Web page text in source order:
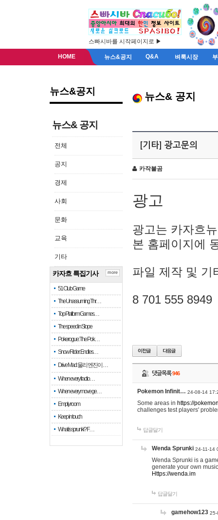
스빠시바를 시작페이지로 ▶
HOME 뉴스&공지 Q&A 벼룩시장
뉴스&공지
뉴스& 공지
전체
공지
경제
사회
문화
교육
기타
카자흐 특집기사
51 Club Game
The Unassuming Thr…
Top Platform Games…
The speed in Slope
Pokerogue: The Pok…
Snow Rider: Endles…
Drive Mad: 물리 엔진이 …
When every fractio…
When every move ge…
Empty room
Keep in touch
What is sprunki? F…
more
뉴스& 공지
[기타] 광고문의
카작불곰
광고
광고는 카자흐
본 홈페이지에
파일 제작 및 기
8 701 555 8949
댓글목록946
Pokemon Infinit… 24-08-14
Some areas in https://
challenges test players'
답글달기
Wenda Sprunki 24-11-14
Wenda Sprunki is a
generate your own
Https://wenda.im
답글달기
gamehow123 25-